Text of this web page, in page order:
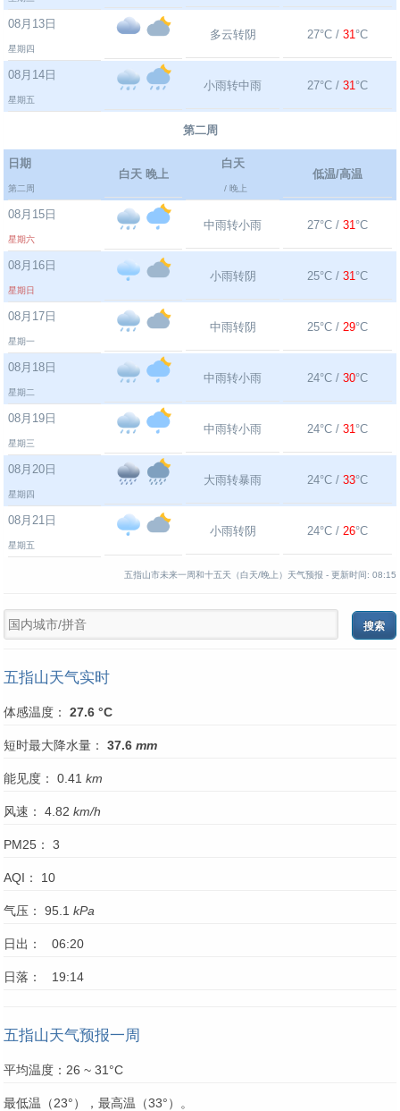
08月13日
星期四
多云转阴 27°C / 31°C
08月14日
星期五
小雨转中雨 27°C / 31°C
第二周
日期
第二周
白天 晚上
白天
/ 晚上
低温/高温
08月15日
星期六
中雨转小雨 27°C / 31°C
08月16日
星期日
小雨转阴 25°C / 31°C
08月17日
星期一
中雨转阴 25°C / 29°C
08月18日
星期二
中雨转小雨 24°C / 30°C
08月19日
星期三
中雨转小雨 24°C / 31°C
08月20日
星期四
大雨转暴雨 24°C / 33°C
08月21日
星期五
小雨转阴 24°C / 26°C
五指山市未来一周和十五天（白天/晚上）天气预报 - 更新时间: 08:15
五指山天气实时
体感温度： 27.6 °C
短时最大降水量： 37.6 mm
能见度： 0.41 km
风速： 4.82 km/h
PM25： 3
AQI： 10
气压： 95.1 kPa
日出： 06:20
日落： 19:14
五指山天气预报一周
平均温度：26 ~ 31°C
最低温（23°），最高温（33°）。